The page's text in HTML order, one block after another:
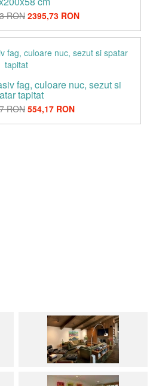
RON2395,73 RON
fag, culoare nuc, sezut si
tapitat
RON 554,17 RON